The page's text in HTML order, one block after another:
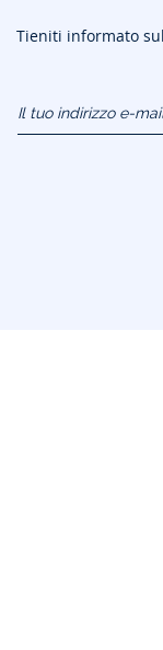
Tieniti informato
(esempio: